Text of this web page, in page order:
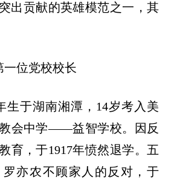
出贡献的英雄模范之一，其
一位党校校长
生于湖南湘潭， 14岁考入美
会中学——益智学校。因反
育，于1917年愤然退学。五
罗亦农不顾家人的反对，于